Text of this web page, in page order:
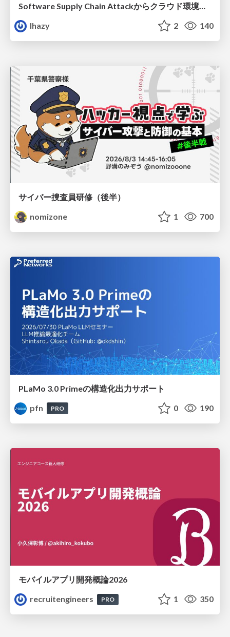
Software Supply Chain Attackからクラウド環境を守るためにできること
lhazy
2 140
サイバー捜査員研修（後半）
nomizone
1 700
PLaMo 3.0 Primeの構造化出力サポート
pfn
PRO 0 190
モバイルアプリ開発概論2026
recruitengineers
PRO 1 350